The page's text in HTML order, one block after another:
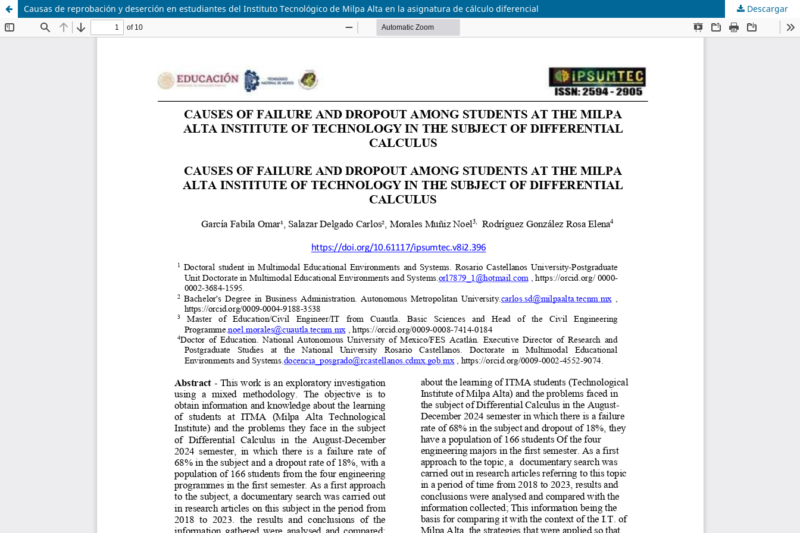
Causas de reprobación y deserción en estudiantes del Instituto Tecnológico de Milpa Alta en la asignatura de cálculo diferencial Descargar